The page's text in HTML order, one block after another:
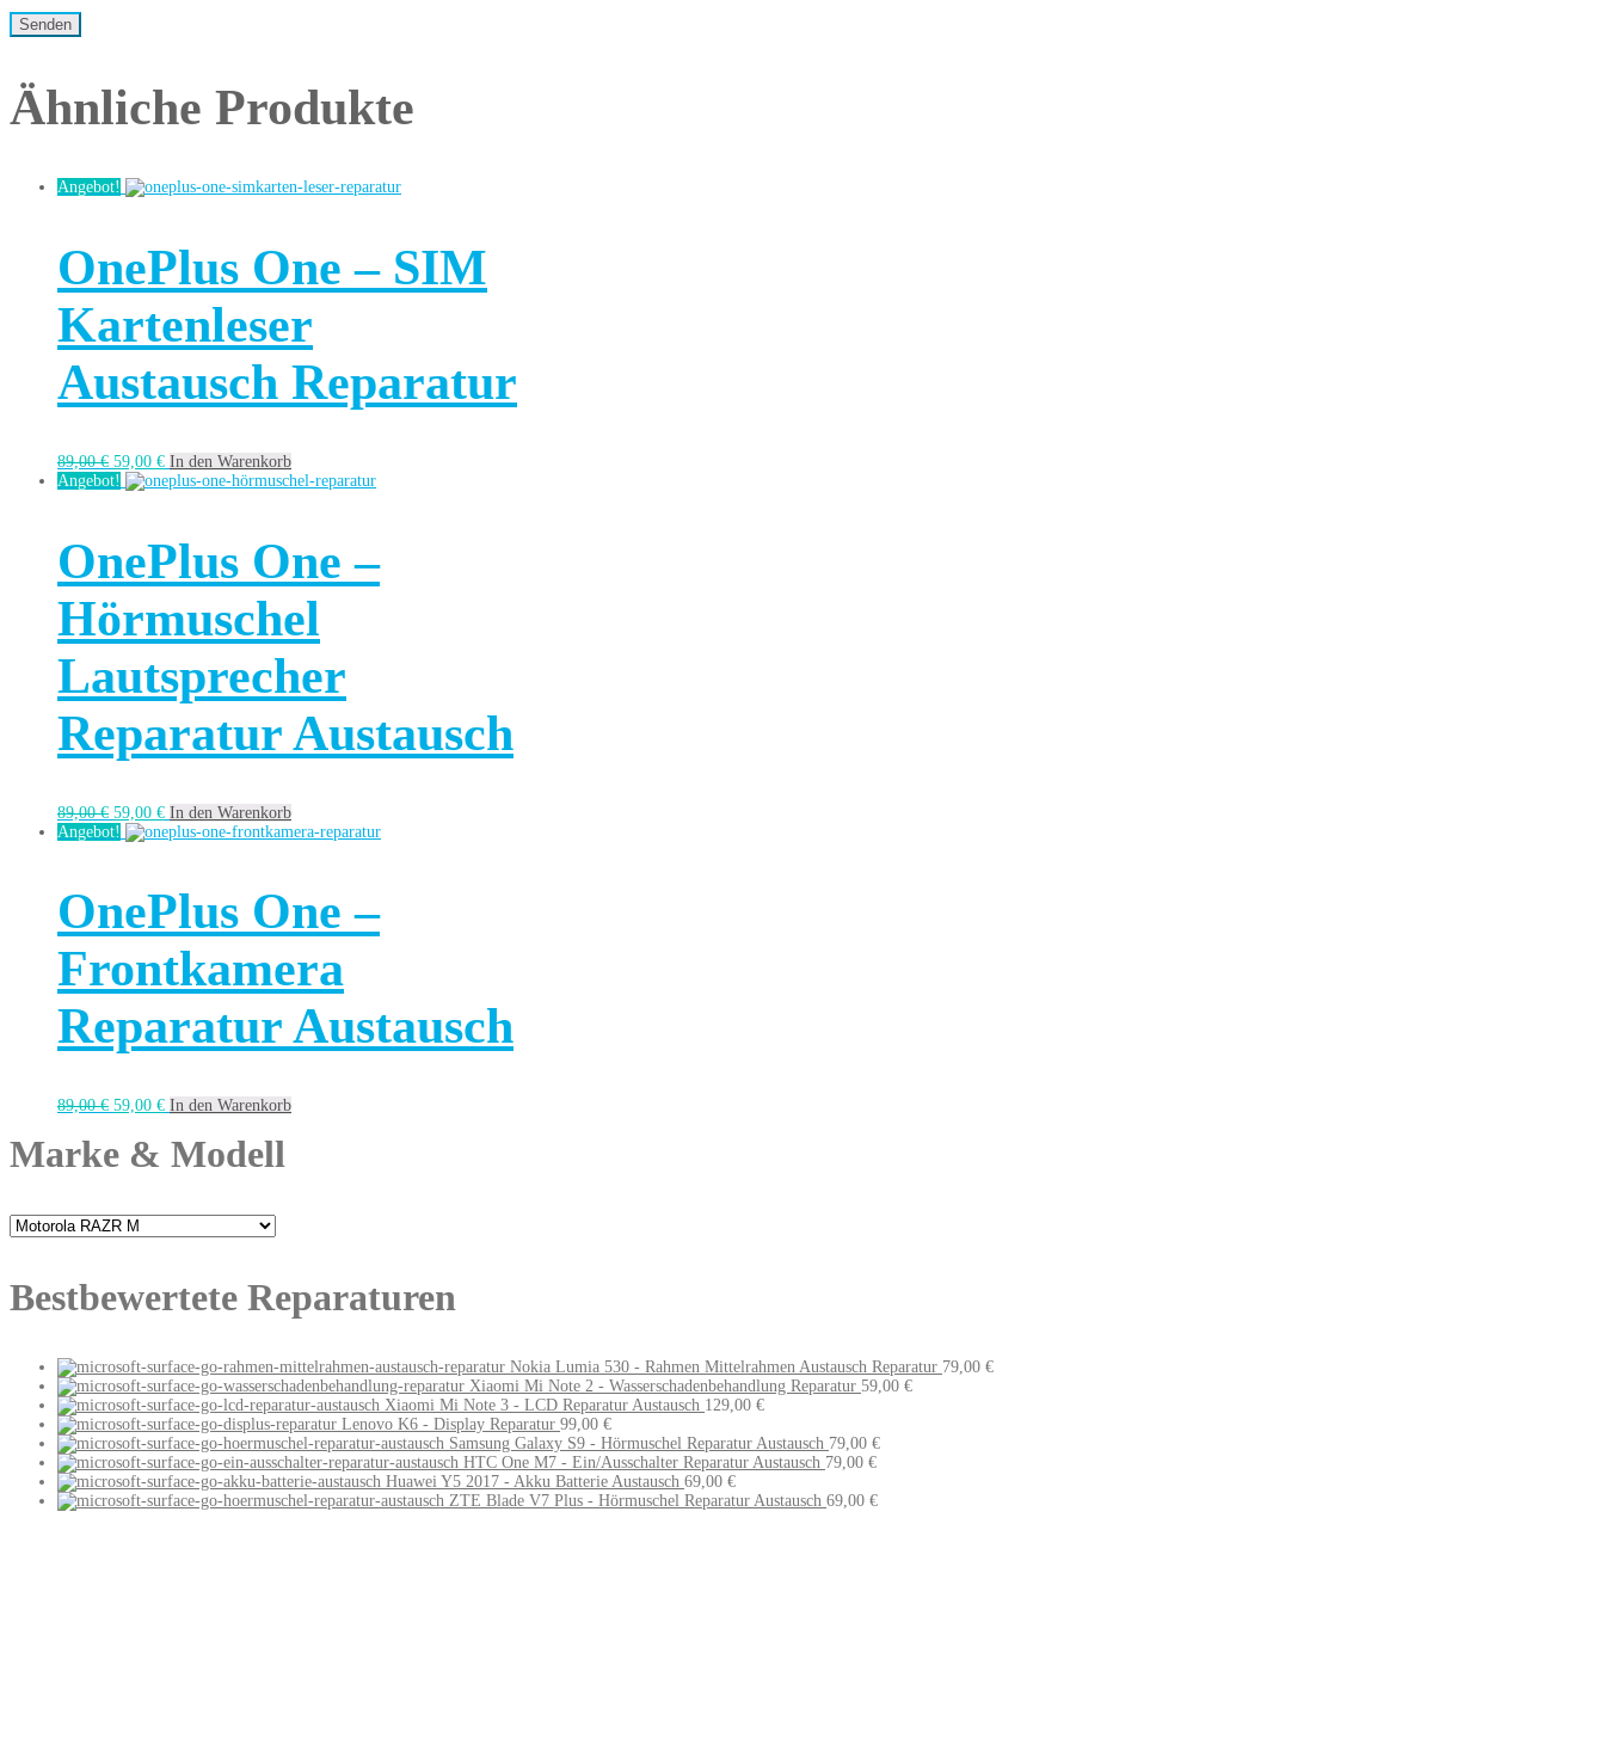
Ähnliche Produkte
Angebot!
OnePlus One – SIM
Kartenleser
Austausch Reparatur
89,00€ 59,00 € In den Warenkorb
Angebot!
OnePlus One –
Hörmuschel
Lautsprecher
Reparatur Austausch
89,00€ 59,00 € In den Warenkorb
Angebot!
OnePlus One –
Frontkamera
Reparatur Austausch
89,00€ 59,00 € In den Warenkorb
Marke & Modell
Bestbewertete Reparaturen
Nokia Lumia 530 - Rahmen Mittelrahmen Austausch Reparatur 79,00 €
Xiaomi Mi Note 2 - Wasserschadenbehandlung Reparatur 59,00 €
Xiaomi Mi Note 3 - LCD Reparatur Austausch 129,00 €
Lenovo K6 - Display Reparatur 99,00 €
Samsung Galaxy S9 - Hörmuschel Reparatur Austausch 79,00 €
HTC One M7 - Ein/Ausschalter Reparatur Austausch 79,00 €
Huawei Y5 2017 - Akku Batterie Austausch 69,00 €
ZTE Blade V7 Plus - Hörmuschel Reparatur Austausch 69,00 €